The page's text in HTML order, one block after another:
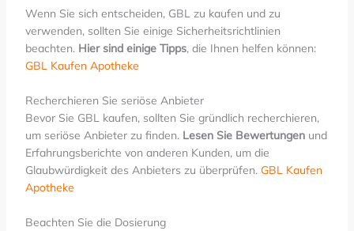
Wenn Sie sich entscheiden, GBL zu kaufen und zu
verwenden, sollten Sie einige Sicherheitsrichtlinien
beachten. Hier sind einige Tipps, die Ihnen helfen können:
GBL Kaufen Apotheke
Recherchieren Sie seriöse Anbieter
Bevor Sie GBL kaufen, sollten Sie gründlich recherchieren,
um seriöse Anbieter zu finden. Lesen Sie Bewertungenund
Erfahrungsberichte von anderen Kunden, um die
Glaubwürdigkeit des Anbieters zu überprüfen. GBL Kaufen
Apotheke
Beachten Sie die Dosierung